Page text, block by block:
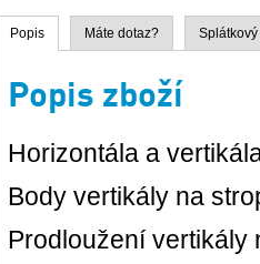
Popis Máte dotaz?
Popis zboží
Horizontála a
Body vertikály na
Prodloužení vertikály